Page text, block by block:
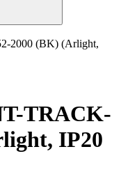
2000 (BK) (Arlight,
TRACK-
IP20